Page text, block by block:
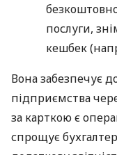
послуги,
кешбек
Вона забезпечує
підприємства
за карткою є
спрощує